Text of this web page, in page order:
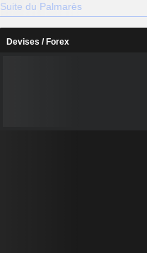
Suite du Palmarès
Devises / Forex